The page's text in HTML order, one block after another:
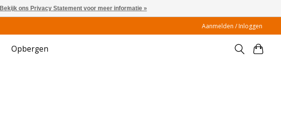
Aanmelden / Inloggen
Opbergen
Bekijk ons Privacy Statement voor meer informatie »